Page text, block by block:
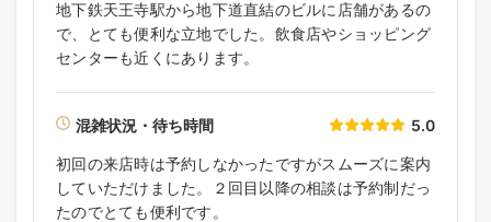
地下鉄天王寺駅から地下道直結のビルに店舗があるの
で、とても便利な立地でした。飲食店やショッピング
センターも近くにあります。
混雑状況・待ち時間 5.0
初回の来店時は予約しなかったですがスムーズに案内
していただけました。２回目以降の相談は予約制だっ
たのでとても便利です。